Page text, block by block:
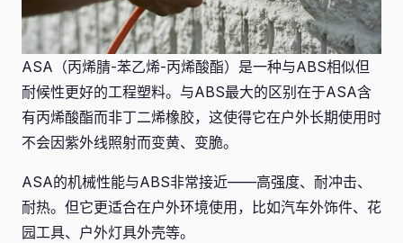
ASA（丙烯腈-苯乙烯-丙烯酸酯）是一种与ABS相似但
耐候性更好的工程塑料。与ABS最大的区别在于ASA含
有丙烯酸酯而非丁二烯橡胶，这使得它在户外长期使用时
不会因紫外线照射而变黄、变脆。
ASA的机械性能与ABS非常接近——高强度、耐冲击、
耐热。但它更适合在户外环境使用，比如汽车外饰件、花
园工具、户外灯具外壳等。